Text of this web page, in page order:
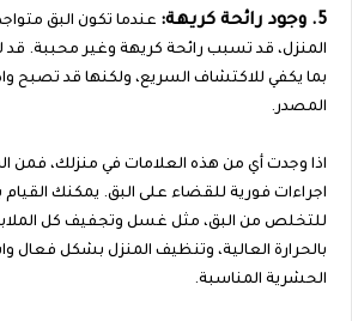
5. وجود رائحة كريهة:
عندما تكون البق
المنزل، قد تسبب رائحة كريهة وغير محببة. قد
بما يكفي للاكتشاف السريع، ولكنها قد تصبح
المصدر.
اذا وجدت أي من هذه العلامات في منزلك، فمن
اجراءات فورية للقضاء على البق. يمكنك
للتخلص من البق، مثل غسل وتجفيف كل
بالحرارة العالية، وتنظيف المنزل بشكل فعال
الحشرية المناسبة.